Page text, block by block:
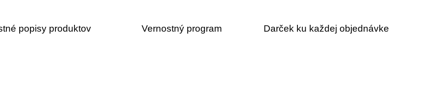
popisy produktov Vernostný program Darček ku každej objednávke